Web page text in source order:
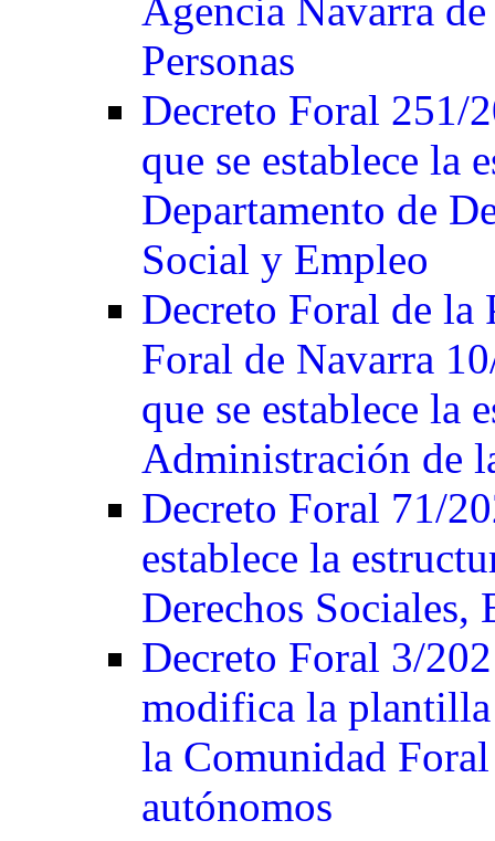
Agencia Navarra
Personas
Decreto Foral 251/
que se establece la
Departamento de
Social y Empleo
Decreto Foral de la
Foral de Navarra
que se establece la
Administración de
Decreto Foral 71/
establece la
Derechos
Decreto Foral 3/
modifica la
la Comunidad
autónomos